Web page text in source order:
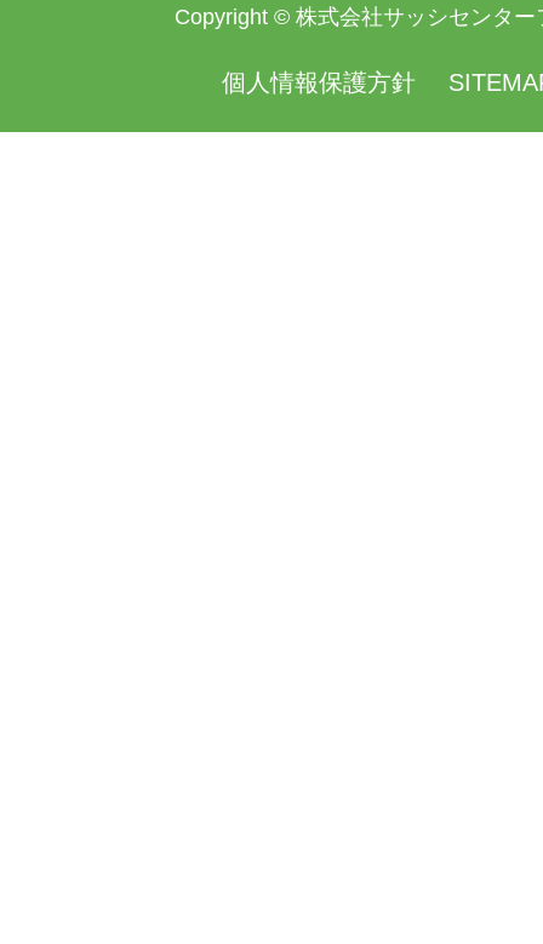
Copyright © 株式会社サッシセンター
個人情報保護方針